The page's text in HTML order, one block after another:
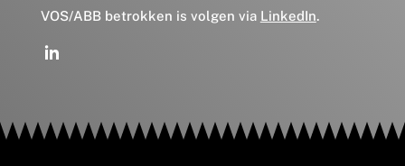
VOS/ABB betrokken is volgen via LinkedIn.